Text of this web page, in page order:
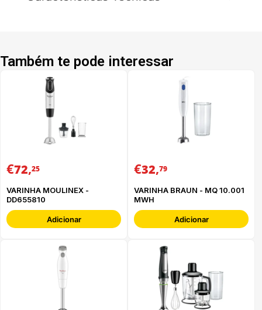
Também te pode interessar
€72,25
VARINHA MOULINEX -
DD655810
Adicionar
€32,79
VARINHA BRAUN - MQ 10.001
MWH
Adicionar